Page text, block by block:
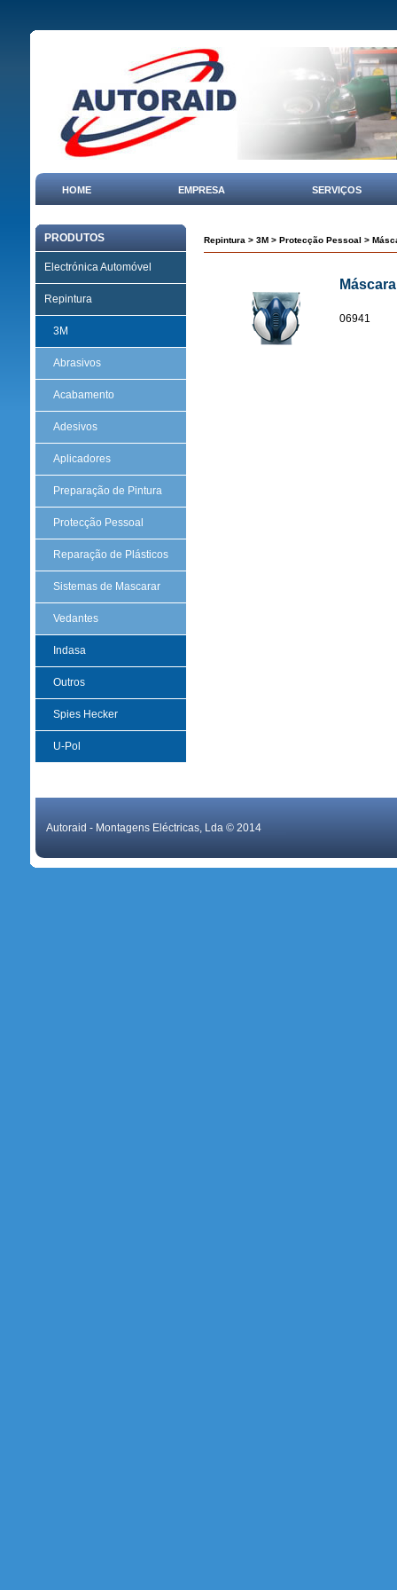
HOME EMPRESA SERVIÇOS
PRODUTOS
Electrónica Automóvel
Repintura
3M
Abrasivos
Acabamento
Adesivos
Aplicadores
Preparação de Pintura
Protecção Pessoal
Reparação de Plásticos
Sistemas de Mascarar
Vedantes
Indasa
Outros
Spies Hecker
U-Pol
Repintura > 3M > Protecção Pessoal >
06941
Autoraid - Montagens Eléctricas, Lda © 2014